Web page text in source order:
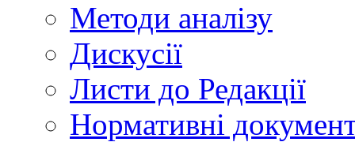
Методи аналізу
Дискусії
Листи до Редакції
Нормативні